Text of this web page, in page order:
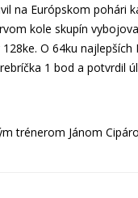
na Európskom pohári
kole skupín
O 64ku
1 bod a potvrdil
trénerom Jánom